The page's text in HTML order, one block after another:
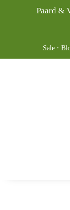
Paard &
Sale ·